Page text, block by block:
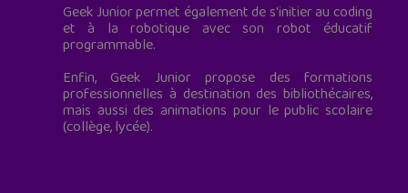
Geek Junior permet également de s'initier au coding
et à la robotique avec son robot éducatif
programmable.
Enfin, Geek Junior propose des formations
professionnelles à destination des bibliothécaires,
mais aussi des animations pour le public scolaire
(collège, lycée).